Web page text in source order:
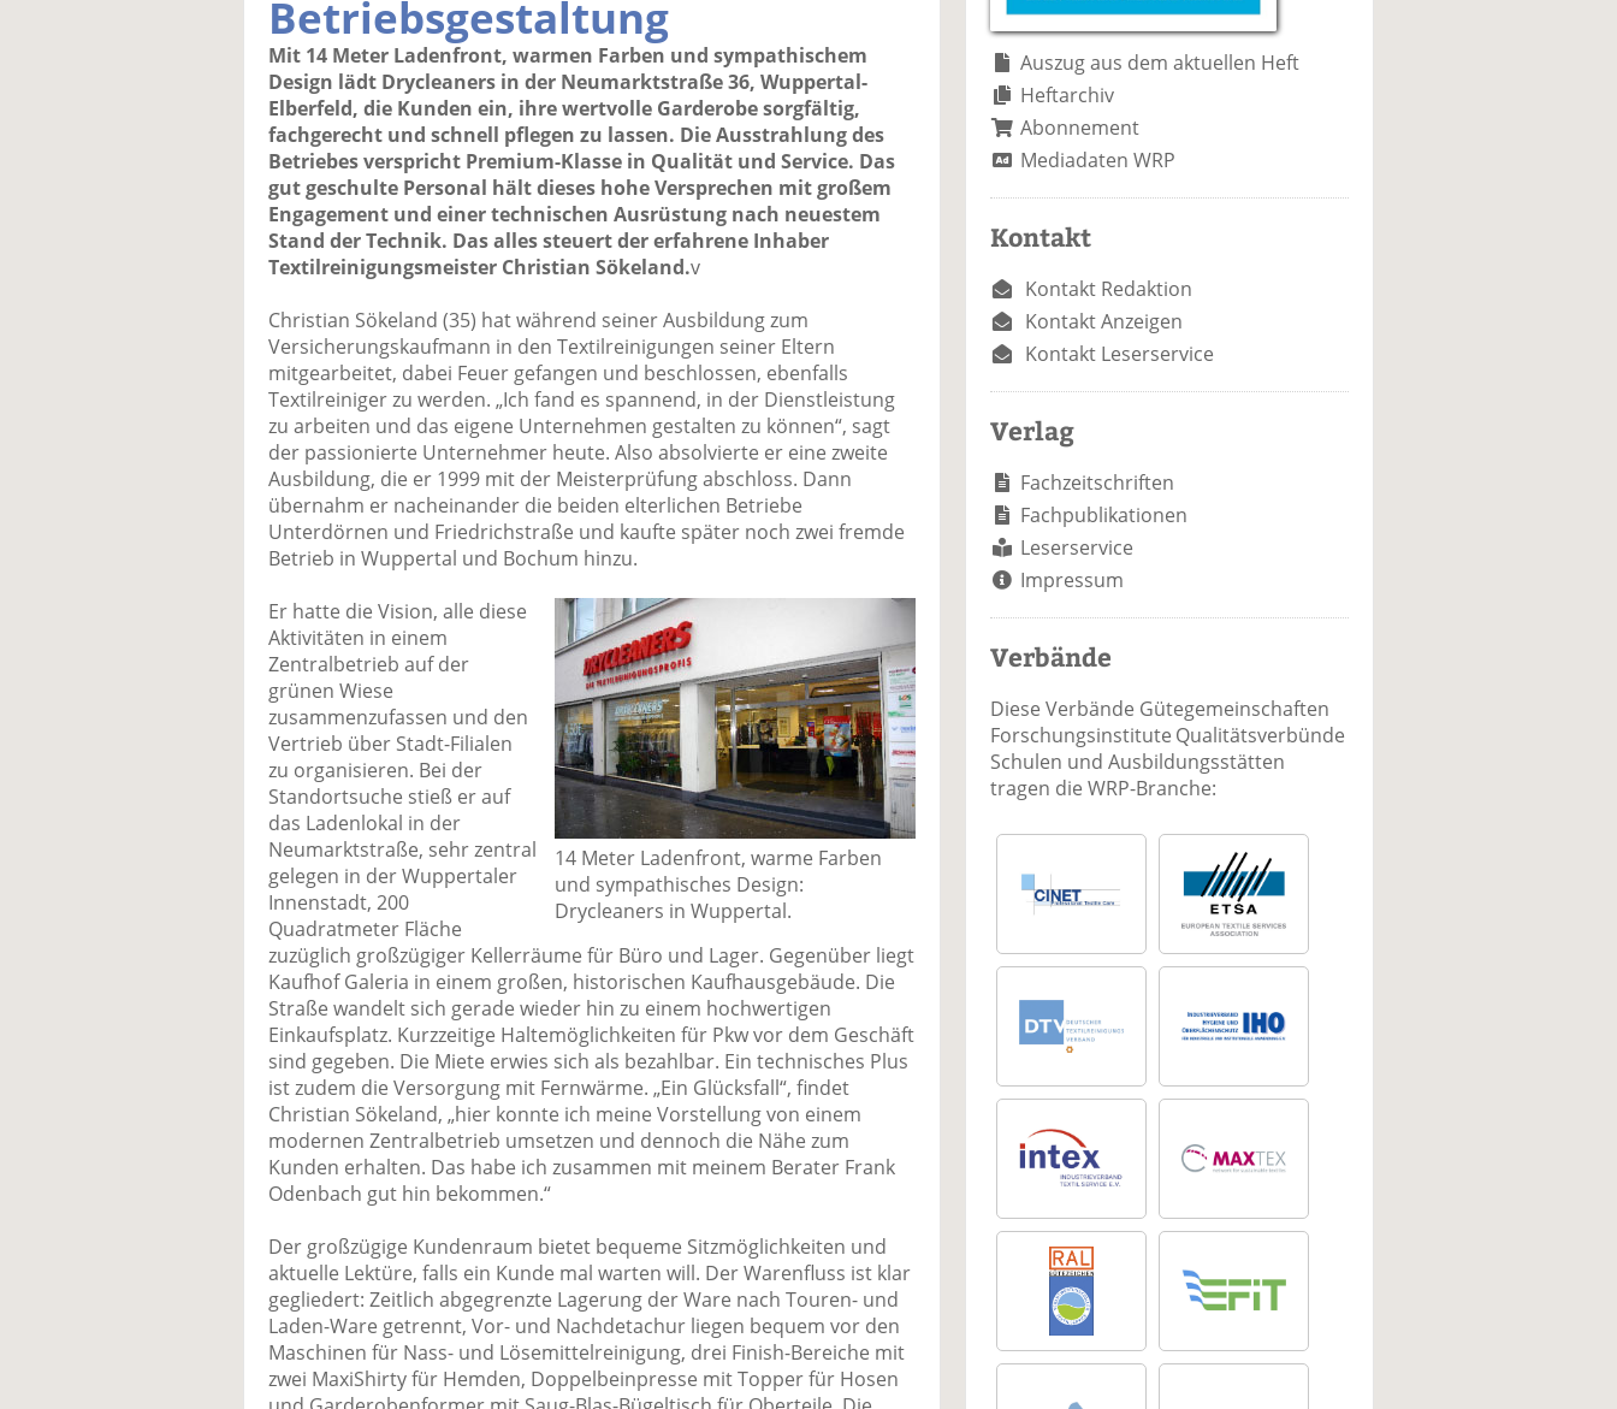
Betriebsgestaltung
Mit 14 Meter Ladenfront, warmen Farben und sympathischem
Design lädt Drycleaners in der Neumarktstraße 36, Wuppertal-
Elberfeld, die Kunden ein, ihre wertvolle Garderobe sorgfältig,
fachgerecht und schnell pflegen zu lassen. Die Ausstrahlung des
Betriebes verspricht Premium-Klasse in Qualität und Service. Das
gut geschulte Personal hält dieses hohe Versprechen mit großem
Engagement und einer technischen Ausrüstung nach neuestem
Stand der Technik. Das alles steuert der erfahrene Inhaber
Textilreinigungsmeister Christian Sökeland.v
Christian Sökeland (35) hat während seiner Ausbildung zum
Versicherungskaufmann in den Textilreinigungen seiner Eltern
mitgearbeitet, dabei Feuer gefangen und beschlossen, ebenfalls
Textilreiniger zu werden. „Ich fand es spannend, in der Dienstleistung
zu arbeiten und das eigene Unternehmen gestalten zu können“, sagt
der passionierte Unternehmer heute. Also absolvierte er eine zweite
Ausbildung, die er 1999 mit der Meisterprüfung abschloss. Dann
übernahm er nacheinander die beiden elterlichen Betriebe
Unterdörnen und Friedrichstraße und kaufte später noch zwei fremde
Betrieb in Wuppertal und Bochum hinzu.
14 Meter Ladenfront, warme Farben
und sympathisches Design:
Drycleaners in Wuppertal.
Er hatte die Vision, alle diese
Aktivitäten in einem
Zentralbetrieb auf der
grünen Wiese
zusammenzufassen und den
Vertrieb über Stadt-Filialen
zu organisieren. Bei der
Standortsuche stieß er auf
das Ladenlokal in der
Neumarktstraße, sehr zentral
gelegen in der Wuppertaler
Innenstadt, 200
Quadratmeter Fläche
zuzüglich großzügiger Kellerräume für Büro und Lager. Gegenüber liegt
Kaufhof Galeria in einem großen, historischen Kaufhausgebäude. Die
Straße wandelt sich gerade wieder hin zu einem hochwertigen
Einkaufsplatz. Kurzzeitige Haltemöglichkeiten für Pkw vor dem Geschäft
sind gegeben. Die Miete erwies sich als bezahlbar. Ein technisches Plus
ist zudem die Versorgung mit Fernwärme. „Ein Glücksfall“, findet
Christian Sökeland, „hier konnte ich meine Vorstellung von einem
modernen Zentralbetrieb umsetzen und dennoch die Nähe zum
Kunden erhalten. Das habe ich zusammen mit meinem Berater Frank
Odenbach gut hin bekommen.“
Der großzügige Kundenraum bietet bequeme Sitzmöglichkeiten und
aktuelle Lektüre, falls ein Kunde mal warten will. Der Warenfluss ist klar
gegliedert: Zeitlich abgegrenzte Lagerung der Ware nach Touren- und
Laden-Ware getrennt, Vor- und Nachdetachur liegen bequem vor den
Maschinen für Nass- und Lösemittelreinigung, drei Finish-Bereiche mit
zwei MaxiShirty für Hemden, Doppelbeinpresse mit Topper für Hosen
Auszug aus dem aktuellen Heft
Heftarchiv
Abonnement
Mediadaten WRP
Kontakt
Kontakt Redaktion
Kontakt Anzeigen
Kontakt Leserservice
Verlag
Fachzeitschriften
Fachpublikationen
Leserservice
Impressum
Verbände
Diese Verbände Gütegemeinschaften
Forschungsinstitute Qualitätsverbünde
Schulen und Ausbildungsstätten
tragen die WRP-Branche: